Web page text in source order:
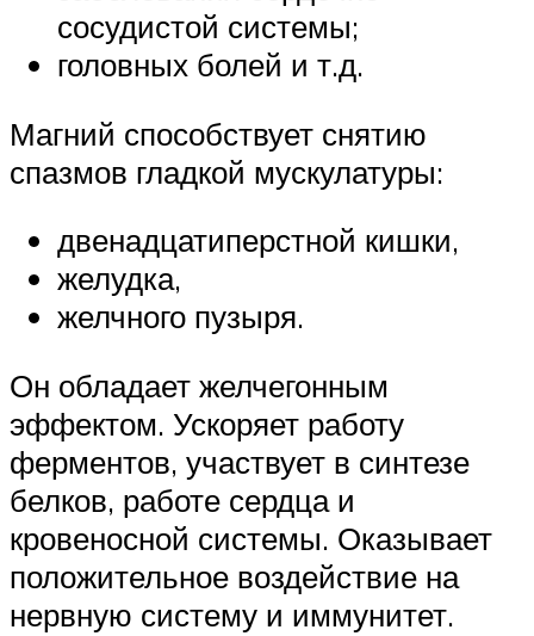
сосудистой системы;
головных болей и т.д.
Магний способствует снятию
спазмов гладкой мускулатуры:
двенадцатиперстной кишки,
желудка,
желчного пузыря.
Он обладает желчегонным
эффектом. Ускоряет работу
ферментов, участвует в синтезе
белков, работе сердца и
кровеносной системы. Оказывает
положительное воздействие на
нервную систему и иммунитет.